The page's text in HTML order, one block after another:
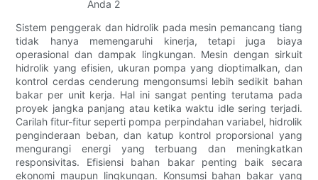
Sistem penggerak dan hidrolik pada mesin pemancang tiang
tidak hanya memengaruhi kinerja, tetapi juga biaya
operasional dan dampak lingkungan. Mesin dengan sirkuit
hidrolik yang efisien, ukuran pompa yang dioptimalkan, dan
kontrol cerdas cenderung mengonsumsi lebih sedikit bahan
bakar per unit kerja. Hal ini sangat penting terutama pada
proyek jangka panjang atau ketika waktu idle sering terjadi.
Carilah fitur-fitur seperti pompa perpindahan variabel, hidrolik
penginderaan beban, dan katup kontrol proporsional yang
mengurangi energi yang terbuang dan meningkatkan
responsivitas. Efisiensi bahan bakar penting baik secara
ekonomi maupun lingkungan. Konsumsi bahan bakar yang